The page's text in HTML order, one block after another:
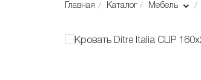
Главная Каталог Мебель